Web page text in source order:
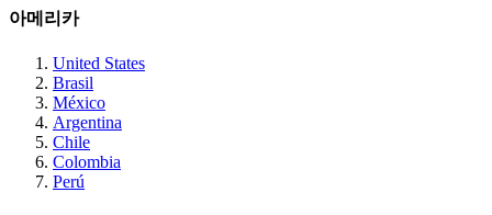
아메리카
United States
Brasil
México
Argentina
Chile
Colombia
Perú